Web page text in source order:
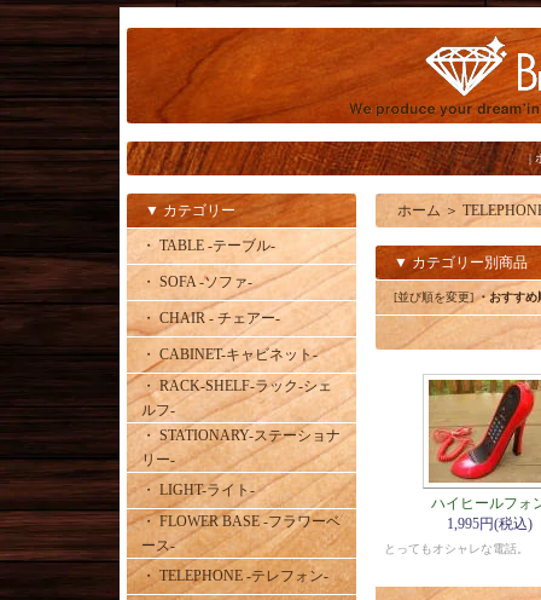
|
▼ カテゴリー
・ TABLE -テーブル-
・ SOFA -ソファ-
・ CHAIR - チェアー-
・ CABINET-キャビネット-
・ RACK-SHELF-ラック-シェ
ルフ-
・ STATIONARY-ステーショナ
リー-
・ LIGHT-ライト-
・ FLOWER BASE -フラワーベ
ース-
・ TELEPHONE -テレフォン-
ホーム ＞
▼ カテゴリー別商品
[並び順を変更]・おすすめ
ハイヒールフォ
1,995円(税込)
とってもオシャレな電話。